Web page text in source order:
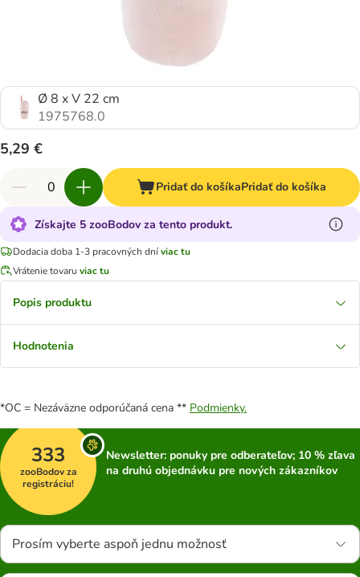
Ø 8 x V 22 cm
1975768.0
5,29 €
Pridať do košíkaPridať do košíka
Získajte 5 zooBodov za tento produkt.
Dodacia doba 1-3 pracovných dníviac tu
Vrátenie tovaru viac tu
Popis produktu
Hodnotenia
*OC = Nezáväzne odporúčaná cena ** Podmienky.
333
zooBodov za
registráciu!
Newsletter: ponuky pre odberateľov; 10 % zľava
na druhú objednávku pre nových zákazníkov
Prosím vyberte aspoň jednu možnosť